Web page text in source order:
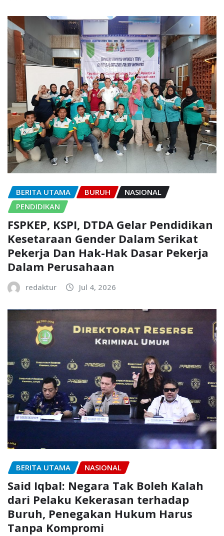
BERITA UTAMA BURUH
NASIONAL
PENDIDIKAN
FSPKEP, KSPI, DTDA Gelar Pendidikan
Kesetaraan Gender Dalam Serikat
Pekerja Dan Hak-Hak Dasar Pekerja
Dalam Perusahaan
redaktur Jul 4, 2026
BERITA UTAMA NASIONAL
Said Iqbal: Negara Tak Boleh Kalah
dari Pelaku Kekerasan terhadap
Buruh, Penegakan Hukum Harus
Tanpa Kompromi